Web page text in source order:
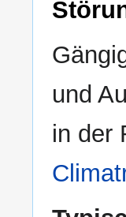
und
in der